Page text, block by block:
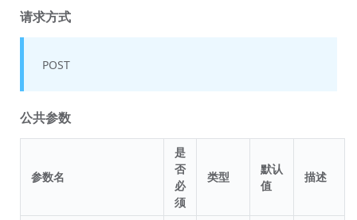
请求方式
POST
公共参数
参数名
是
否
必
须
类型
默认
值
描述